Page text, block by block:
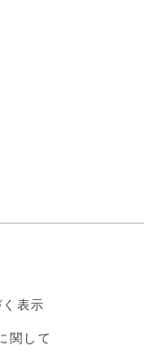
表示
関して